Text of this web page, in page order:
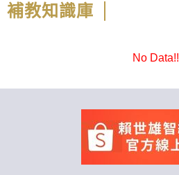
補教知識庫
No Data!!